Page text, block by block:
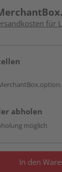
für
abholen
möglich
In den